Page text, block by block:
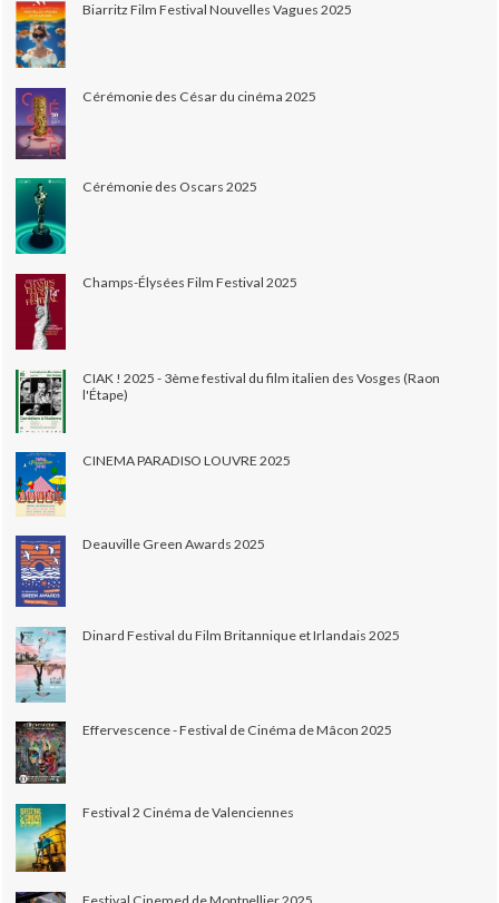
Biarritz Film Festival Nouvelles Vagues 2025
Cérémonie des César du cinéma 2025
Cérémonie des Oscars 2025
Champs-Élysées Film Festival 2025
CIAK ! 2025 - 3ème festival du film italien des Vosges (Raon
l'Étape)
CINEMA PARADISO LOUVRE 2025
Deauville Green Awards 2025
Dinard Festival du Film Britannique et Irlandais 2025
Effervescence - Festival de Cinéma de Mâcon 2025
Festival 2 Cinéma de Valenciennes